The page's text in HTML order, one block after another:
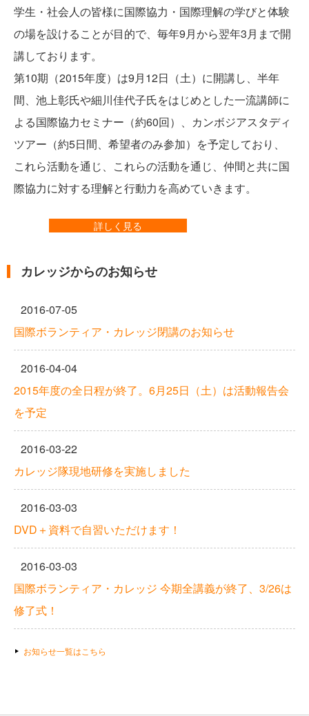
学生・社会人の皆様に国際協力・国際理解の学びと体験
の場を設けることが目的で、毎年9月から翌年3月まで開
講しております。
第10期（2015年度）は9月12日（土）に開講し、半年
間、池上彰氏や細川佳代子氏をはじめとした一流講師に
よる国際協力セミナー（約60回）、カンボジアスタディ
ツアー（約5日間、希望者のみ参加）を予定しており、
これら活動を通じ、これらの活動を通じ、仲間と共に国
際協力に対する理解と行動力を高めていきます。
詳しく見る
カレッジからのお知らせ
2016-07-05
国際ボランティア・カレッジ閉講のお知らせ
2016-04-04
2015年度の全日程が終了。6月25日（土）は活動報告会
を予定
2016-03-22
カレッジ隊現地研修を実施しました
2016-03-03
DVD＋資料で自習いただけます！
2016-03-03
国際ボランティア・カレッジ 今期全講義が終了、3/26は
修了式！
お知らせ一覧はこちら